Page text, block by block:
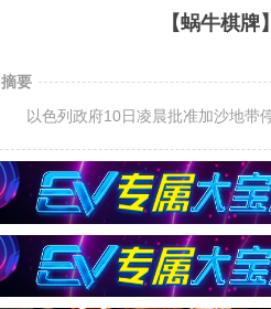
【蜗牛棋
摘要
以色列政府10日凌晨批准加沙地带停